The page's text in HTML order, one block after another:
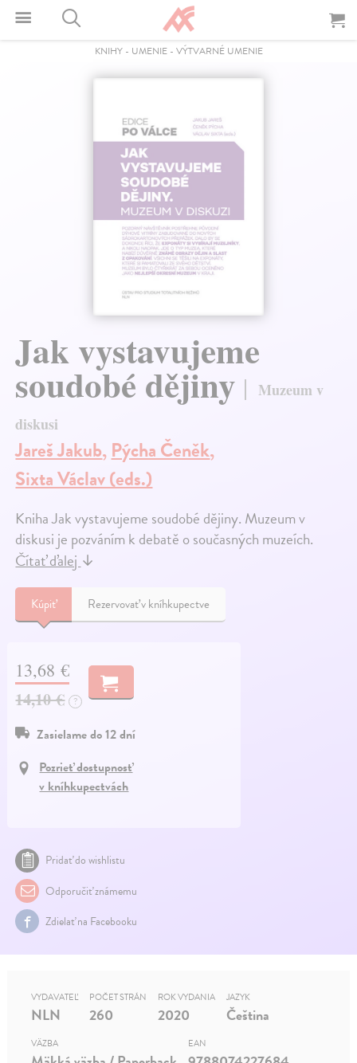
KNIHY- UMENIE- VÝTVARNÉ UMENIE
Jak vystavujeme
soudobé dějiny
Muzeum v
diskusi
Jareš Jakub,Pýcha Čeněk,
Sixta Václav (eds.)
Kniha Jak vystavujeme soudobé dějiny. Muzeum v
diskusi je pozváním k debatě o současných muzeích.
Čítať ďalej↓
Kúpiť Rezervovať v kníhkupectve
13,68 €
14,10 €
?
Zasielame do 12 dní
Pozrieť dostupnosť
v kníhkupectvách
Pridať do wishlistu
Odporučiť známemu
Zdielať na Facebooku
VYDAVATEĽ
NLN
POČET STRÁN
260
ROK VYDANIA
2020
JAZYK
Čeština
VÄZBA EAN